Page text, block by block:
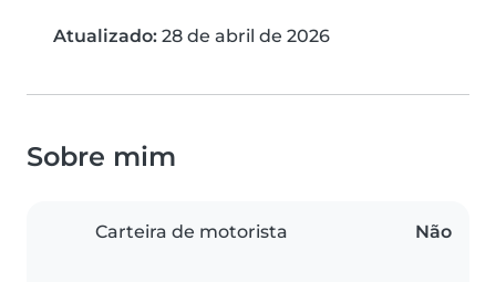
Atualizado: 28 de abril de 2026
Sobre mim
Carteira de motorista Não